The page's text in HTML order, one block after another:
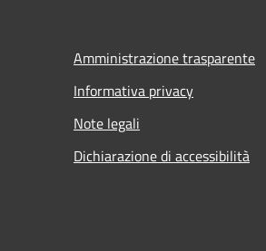
Amministrazione trasparente
Informativa privacy
Note legali
Dichiarazione di accessibilità